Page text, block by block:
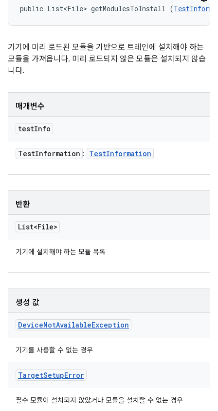
public List<File> getModulesToInstall (
기기에 미리 로드된 모듈을 기반으로 트레인에 설치해야 하는
모듈을 가져옵니다. 미리 로드되지 않은 모듈은 설치되지 않습
니다.
매개변수
testInfo
TestInformation : TestInformation
반환
List<File>
기기에 설치해야 하는 모듈 목록
생성 값
DeviceNotAvailableException
기기를 사용할 수 없는 경우
TargetSetupError
필수 모듈이 설치되지 않았거나 모듈을 설치할 수 없는 경우